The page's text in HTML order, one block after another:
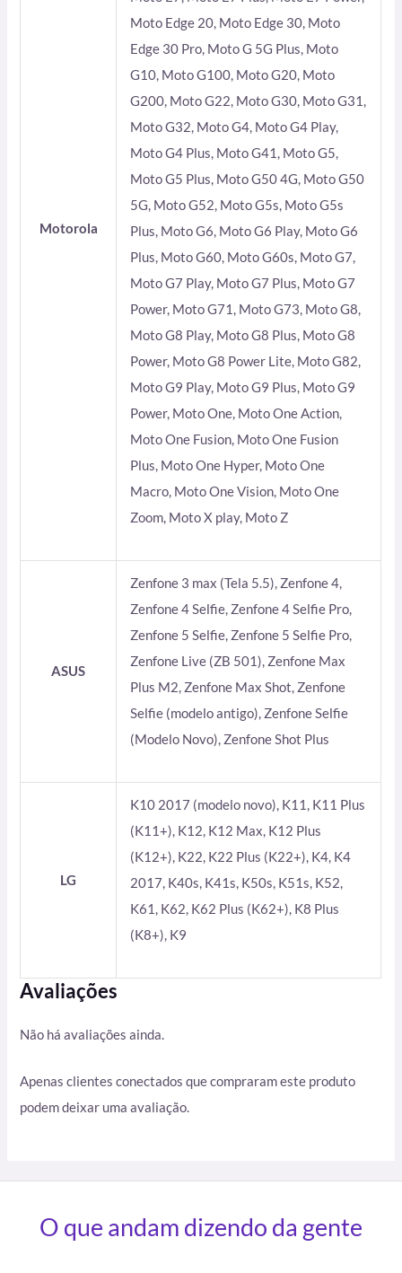
Motorola
Moto Edge 20, Moto Edge 30, Moto
Edge 30 Pro, Moto G 5G Plus, Moto
G10, Moto G100, Moto G20, Moto
G200, Moto G22, Moto G30, Moto G31,
Moto G32, Moto G4, Moto G4 Play,
Moto G4 Plus, Moto G41, Moto G5,
Moto G5 Plus, Moto G50 4G, Moto G50
5G, Moto G52, Moto G5s, Moto G5s
Plus, Moto G6, Moto G6 Play, Moto G6
Plus, Moto G60, Moto G60s, Moto G7,
Moto G7 Play, Moto G7 Plus, Moto G7
Power, Moto G71, Moto G73, Moto G8,
Moto G8 Play, Moto G8 Plus, Moto G8
Power, Moto G8 Power Lite, Moto G82,
Moto G9 Play, Moto G9 Plus, Moto G9
Power, Moto One, Moto One Action,
Moto One Fusion, Moto One Fusion
Plus, Moto One Hyper, Moto One
Macro, Moto One Vision, Moto One
Zoom, Moto X play, Moto Z
ASUS
Zenfone 3 max (Tela 5.5), Zenfone 4,
Zenfone 4 Selfie, Zenfone 4 Selfie Pro,
Zenfone 5 Selfie, Zenfone 5 Selfie Pro,
Zenfone Live (ZB 501), Zenfone Max
Plus M2, Zenfone Max Shot, Zenfone
Selfie (modelo antigo), Zenfone Selfie
(Modelo Novo), Zenfone Shot Plus
LG
K10 2017 (modelo novo), K11, K11 Plus
(K11+), K12, K12 Max, K12 Plus
(K12+), K22, K22 Plus (K22+), K4, K4
2017, K40s, K41s, K50s, K51s, K52,
K61, K62, K62 Plus (K62+), K8 Plus
(K8+), K9
Avaliações
Não há avaliações ainda.
Apenas clientes conectados que compraram este produto
podem deixar uma avaliação.
O que andam dizendo da gente